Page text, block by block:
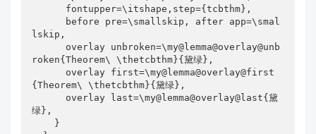
lskip,
roken{Theorem\ \thetcbthm}{黛绿},
{Theorem\ \thetcbthm}{黛绿},
绿},